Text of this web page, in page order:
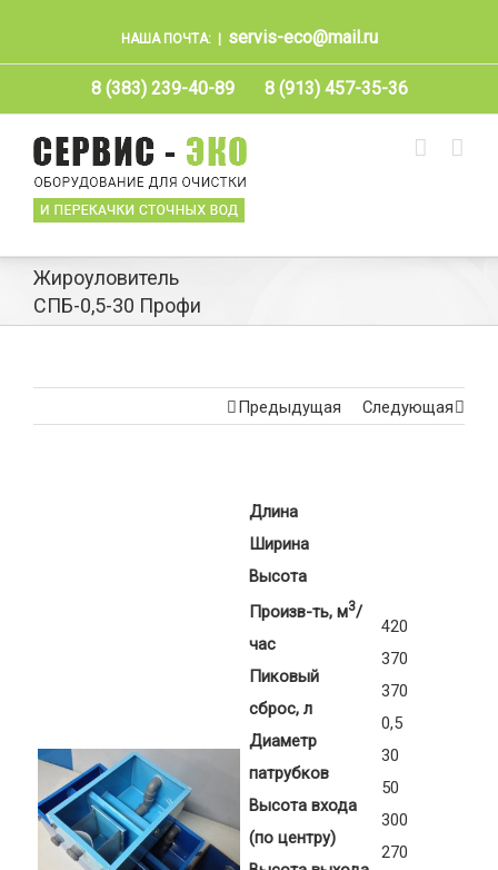
НАША ПОЧТА: servis-eco@mail.ru
8 (383) 239-40-89 8 (913) 457-35-36
Жироуловитель
СПБ-0,5-30 Профи
Предыдущая Следующая
Длина
Ширина
Высота
Произв-ть, м3/
час
Пиковый
сброс, л
Диаметр
патрубков
Высота входа
(по центру)
420
370
370
0,5
30
50
300
270